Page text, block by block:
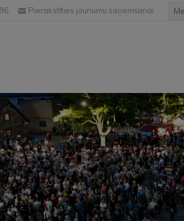
Pierakstīties jaunumu saņemšanai